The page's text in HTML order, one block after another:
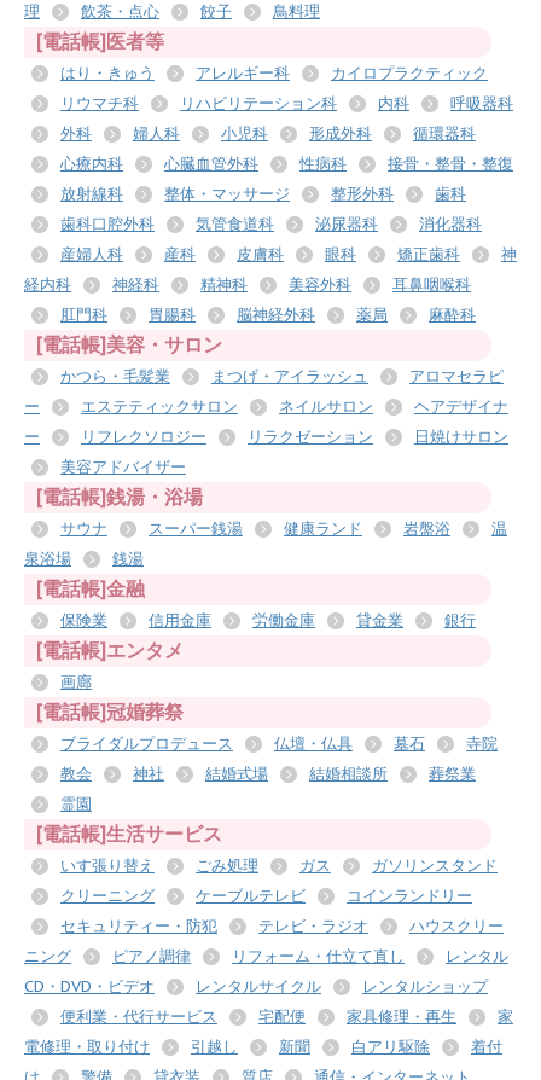
理
飲茶・点心 餃子 鳥料理
[電話帳]医者等
はり・きゅう アレルギー科
カイロプラクティック
リウマチ科
リハビリテーション科 内科
呼吸器科
外科
婦人科 小児科 形成外科
循環器科
心療内科
心臓血管外科 性病科
接骨・整骨・整復
放射線科
整体・マッサージ 整形外科
歯科
歯科口腔外科
気管食道科 泌尿器科
消化器科
産婦人科
産科 皮膚科 眼科 矯正歯科
神
経内科
神経科 精神科 美容外科
耳鼻咽喉科
肛門科
胃腸科 脳神経外科 薬局 麻酔科
[電話帳]美容・サロン
かつら・毛髪業 まつげ・アイラッシュ
アロマセラピ
ー
エステティックサロン ネイルサロン
ヘアデザイナ
ー
リフレクソロジー リラクゼーション
日焼けサロン
美容アドバイザー
[電話帳]銭湯・浴場
サウナ スーパー銭湯 健康ランド 岩盤浴
温
泉浴場
銭湯
[電話帳]金融
保険業 信用金庫 労働金庫 貸金業 銀行
[電話帳]エンタメ
画廊
[電話帳]冠婚葬祭
ブライダルプロデュース 仏壇・仏具 墓石
寺院
教会
神社 結婚式場 結婚相談所
葬祭業
霊園
[電話帳]生活サービス
いす張り替え ごみ処理 ガス
ガソリンスタンド
クリーニング
ケーブルテレビ
コインランドリー
セキュリティー・防犯
テレビ・ラジオ
ハウスクリー
ニング
ピアノ調律 リフォーム・仕立て直し
レンタル
CD・DVD・ビデオ
レンタルサイクル
レンタルショップ
便利業・代行サービス
宅配便 家具修理・再生
家
電修理・取り付け
引越し 新聞 白アリ駆除
着付